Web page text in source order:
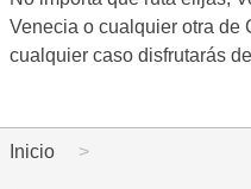
Venecia o cualquier otra de
cualquier caso disfrutarás
Inicio